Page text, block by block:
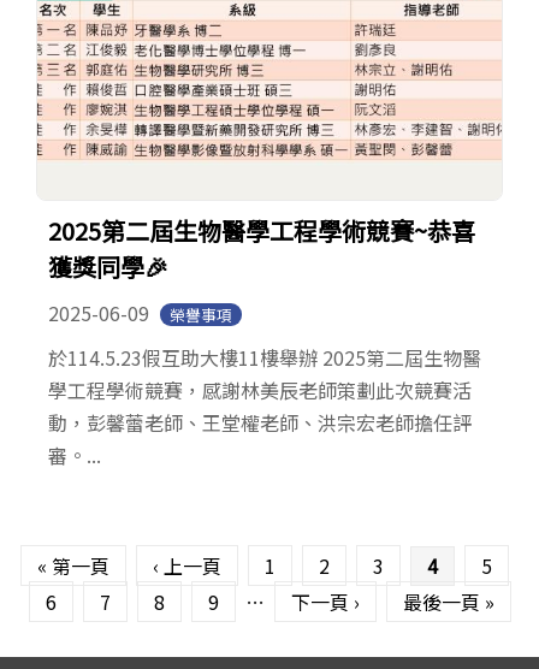
2025第二屆生物醫學工程學術競賽~恭喜
獲獎同學🎉
2025-06-09 榮譽事項
於114.5.23假互助大樓11樓舉辦 2025第二屆生物醫
學工程學術競賽，感謝林美辰老師策劃此次競賽活
動，彭馨蕾老師、王堂權老師、洪宗宏老師擔任評
審。...
« 第一頁 ‹ 上一頁 1 2 3 4
5
6
7 8 9 … 下一頁 › 最後一頁 »